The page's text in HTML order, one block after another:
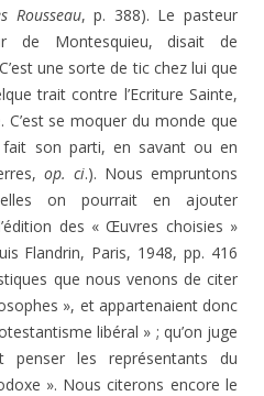
Rousseau, p. 388). Le pasteur
de Montesquieu, disait de
une sorte de tic chez lui que
trait contre l’Ecriture Sainte,
C’est se moquer du monde que
fait son parti, en savant ou en
op. ci.). Nous empruntons
on pourrait en ajouter
des « Œuvres choisies »
Flandrin, Paris, 1948, pp. 416
que nous venons de citer
», et appartenaient donc
libéral » ; qu’on juge
penser les représentants du
». Nous citerons encore le